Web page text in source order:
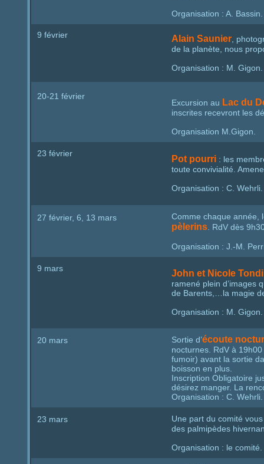
Organisation : A. Bassin.
9 février Alain Saunier ,
de la planète, nous
Organisation : M. Gigon.
20-21 février
Excursion au Lac du
inscrites recevront les
Organisation M.Gigon.
23 février
Pot pourri : les
toute convivialité.
Organisation : C. Wehrli.
27 février, 6, 13 mars Comme chaque année,
pèlerins . RdV dès
Organisation : J.-M.
9 mars John et Nicole
ramené plein d’images
de Barents,…la magie
Organisation : M. Gigon.
20 mars Sortie d’écoute
nocturnes. RdV à
fumoir) avant la sortie
boisson en plus.
Inscription Obligatoire
désirez manger. La
Organisation : C. Wehrli.
23 mars
Une part du comité
des palmipèdes
Organisation : le comité.